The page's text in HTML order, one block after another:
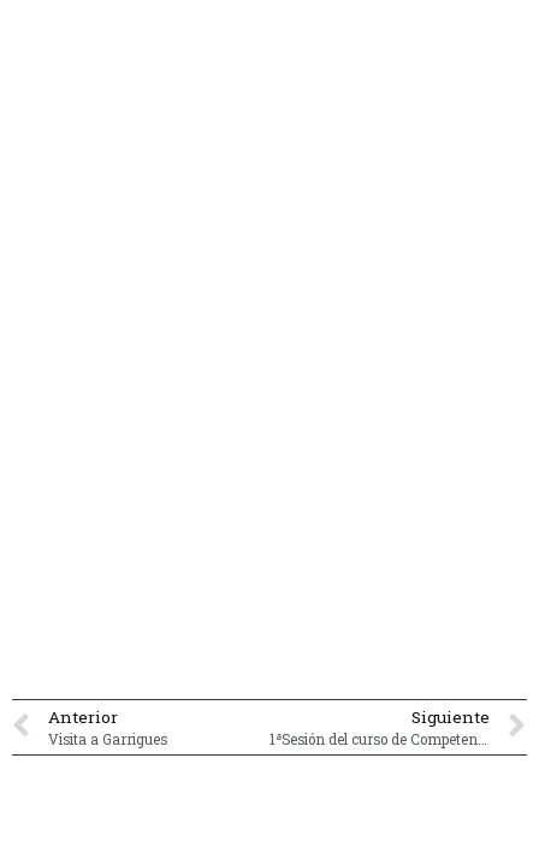
Anterior
Visita a Garrigues
Siguiente
1ªSesión del curso de Competencias Transversales